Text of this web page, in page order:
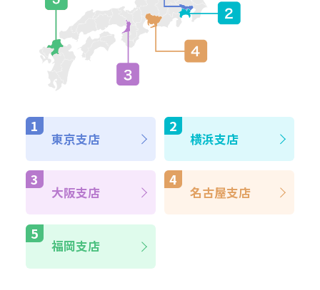
東京支店 横浜支店
大阪支店 名古屋支店
福岡支店